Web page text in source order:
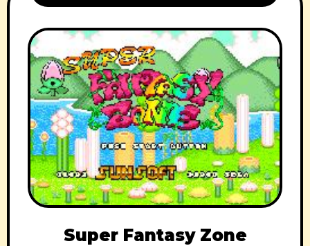
Super Fantasy Zone